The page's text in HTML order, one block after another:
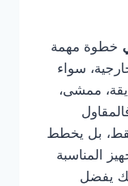
خطوة مهمة
سواء
ممشى،
فقط، بل يخطط
المناسبة
يفضل